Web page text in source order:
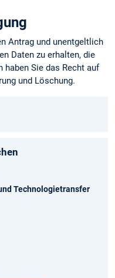
Antrag und unentgeltlich
Daten zu erhalten, die
haben Sie das Recht auf
und Löschung.
Technologietransfer